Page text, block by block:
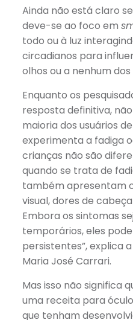
Ainda não está claro
deve-se ao foco em
todo ou à luz
circadianos para
olhos ou a nenhum
Enquanto os
resposta definitiva,
maioria dos usuários
experimenta a fadiga
crianças não são
quando se trata de
também apresentam
visual, dores de
Embora os sintomas
temporários, eles
persistentes”, explica
Maria José Carrari.
Mas isso não significa
uma receita para
que tenham